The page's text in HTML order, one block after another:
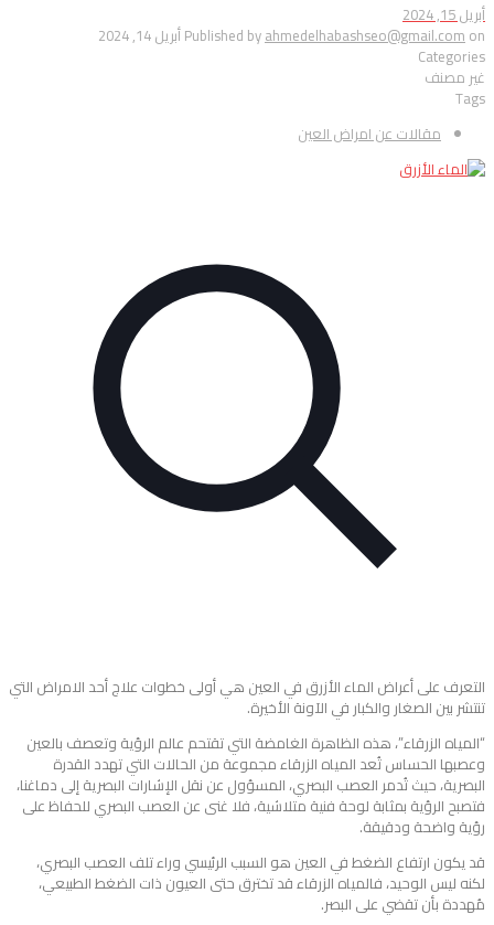
أبريل 15, 2024
Published byahmedelhabashseo@gmail.comon أبريل 14, 2024
Categories
غير مصنف
Tags
مقالات عن امراض العين
التعرف على أعراض الماء الأزرق في العين هي أولى خطوات علاج أحد الامراض التي
تنتشر بين الصغار والكبار في الآونة الأخيرة.
“المياه الزرقاء”، هذه الظاهرة الغامضة التي تقتحم عالم الرؤية وتعصف بالعين
وعصبها الحساس تُعد المياه الزرقاء مجموعة من الحالات التي تهدد القدرة
البصرية، حيث تُدمر العصب البصري، المسؤول عن نقل الإشارات البصرية إلى دماغنا،
فتصبح الرؤية بمثابة لوحة فنية متلاشية، فلا غنى عن العصب البصري للحفاظ على
رؤية واضحة ودقيقة.
قد يكون ارتفاع الضغط في العين هو السبب الرئيسي وراء تلف العصب البصري،
لكنه ليس الوحيد، فالمياه الزرقاء قد تخترق حتى العيون ذات الضغط الطبيعي،
مُهددة بأن تقضي على البصر.